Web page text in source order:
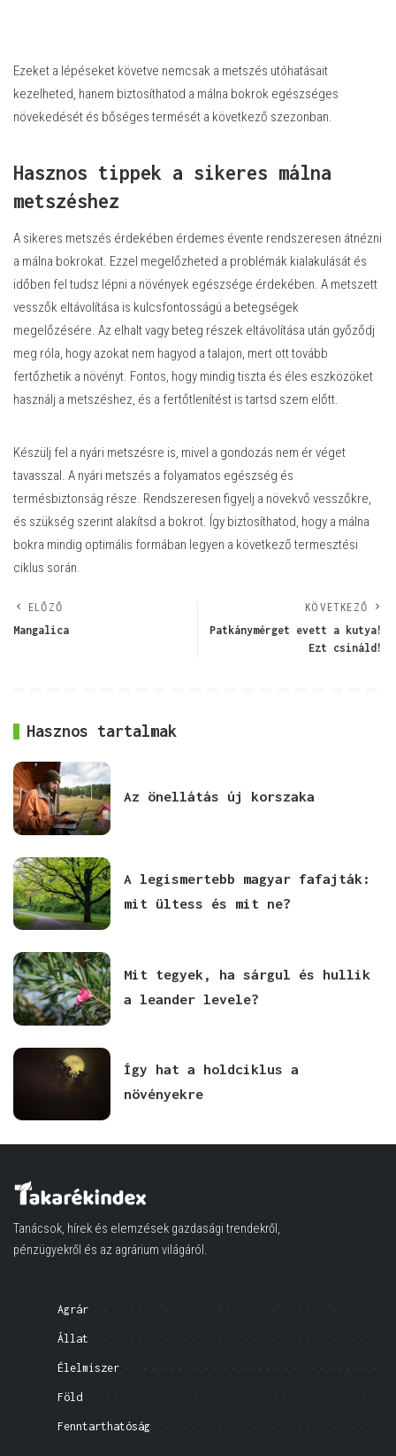
Ezeket a lépéseket követve nemcsak a metszés utóhatásait
kezelheted, hanem biztosíthatod a málna bokrok egészséges
növekedését és bőséges termését a következő szezonban.
Hasznos tippek a sikeres málna
metszéshez
A sikeres metszés érdekében érdemes évente rendszeresen átnézni
a málna bokrokat. Ezzel megelőzheted a problémák kialakulását és
időben fel tudsz lépni a növények egészsége érdekében. A metszett
vesszők eltávolítása is kulcsfontosságú a betegségek
megelőzésére. Az elhalt vagy beteg részek eltávolítása után győződj
meg róla, hogy azokat nem hagyod a talajon, mert ott tovább
fertőzhetik a növényt. Fontos, hogy mindig tiszta és éles eszközöket
használj a metszéshez, és a fertőtlenítést is tartsd szem előtt.
Készülj fel a nyári metszésre is, mivel a gondozás nem ér véget
tavasszal. A nyári metszés a folyamatos egészség és
termésbiztonság része. Rendszeresen figyelj a növekvő vesszőkre,
és szükség szerint alakítsd a bokrot. Így biztosíthatod, hogy a málna
bokra mindig optimális formában legyen a következő termesztési
ciklus során.
ELŐZŐ
Mangalica
KÖVETKEZŐ
Patkánymérget evett a kutya!
Ezt csináld!
Hasznos tartalmak
Az önellátás új korszaka
A legismertebb magyar fafajták:
mit ültess és mit ne?
Mit tegyek, ha sárgul és hullik
a leander levele?
Így hat a holdciklus a
növényekre
Tanácsok, hírek és elemzések gazdasági trendekről,
pénzügyekről és az agrárium világáról.
Agrár
Állat
Élelmiszer
Föld
Fenntarthatóság